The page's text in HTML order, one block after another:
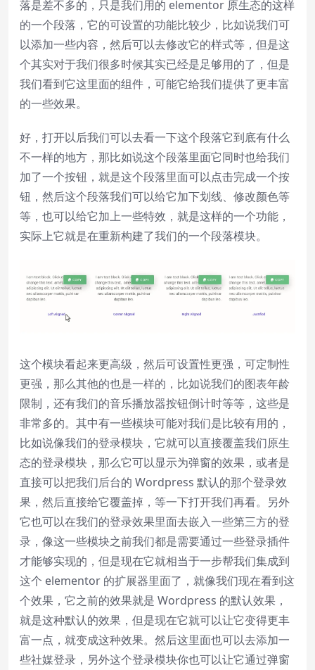
落是差不多的，只是我们用的 elementor 原生态的这样
的一个段落，它的可设置的功能比较少，比如说我们可
以添加一些内容，然后可以去修改它的样式等，但是这
个其实对于我们很多时候其实已经是足够用的了，但是
我们看到它这里面的组件，可能它给我们提供了更丰富
的一些效果。
好，打开以后我们可以去看一下这个段落它到底有什么
不一样的地方，那比如说这个段落里面它同时也给我们
加了一个按钮，就是这个段落里面可以点击完成一个按
钮，然后这个段落我们可以给它加下划线、修改颜色等
等，也可以给它加上一些特效，就是这样的一个功能，
实际上它就是在重新构建了我们的一个段落模块。
这个模块看起来更高级，然后可设置性更强，可定制性
更强，那么其他的也是一样的，比如说我们的图表年龄
限制，还有我们的音乐播放器按钮倒计时等等，这些是
非常多的。其中有一些模块可能对我们是比较有用的，
比如说像我们的登录模块，它就可以直接覆盖我们原生
态的登录模块，那么它可以显示为弹窗的效果，或者是
直接可以把我们后台的 Wordpress 默认的那个登录效
果，然后直接给它覆盖掉，等一下打开我们再看。另外
它也可以在我们的登录效果里面去嵌入一些第三方的登
录，像这一些模块之前我们都是需要通过一些登录插件
才能够实现的，但是现在它就相当于一步帮我们集成到
这个 elementor 的扩展器里面了，就像我们现在看到这
个效果，它之前的效果就是 Wordpress 的默认效果，
就是这种默认的效果，但是现在它就可以让它变得更丰
富一点，就变成这种效果。然后这里面也可以去添加一
些社媒登录，另外这个登录模块你也可以让它通过弹窗